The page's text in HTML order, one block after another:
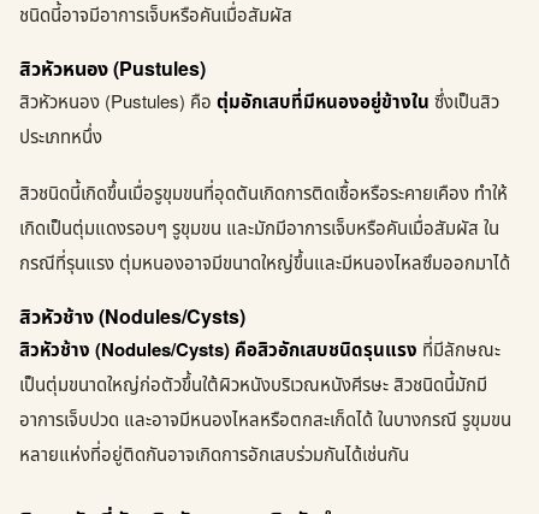
ชนิดนี้อาจมีอาการเจ็บหรือคันเมื่อสัมผัส
สิวหัวหนอง (Pustules)
สิวหัวหนอง (Pustules) คือ ตุ่มอักเสบที่มีหนองอยู่ข้างใน ซึ่งเป็นสิว
ประเภทหนึ่ง
สิวชนิดนี้เกิดขึ้นเมื่อรูขุมขนที่อุดตันเกิดการติดเชื้อหรือระคายเคือง ทำให้
เกิดเป็นตุ่มแดงรอบๆ รูขุมขน และมักมีอาการเจ็บหรือคันเมื่อสัมผัส ใน
กรณีที่รุนแรง ตุ่มหนองอาจมีขนาดใหญ่ขึ้นและมีหนองไหลซึมออกมาได้
สิวหัวช้าง (Nodules/Cysts)
สิวหัวช้าง (Nodules/Cysts) คือสิวอักเสบชนิดรุนแรง ที่มีลักษณะ
เป็นตุ่มขนาดใหญ่ก่อตัวขึ้นใต้ผิวหนังบริเวณหนังศีรษะ สิวชนิดนี้มักมี
อาการเจ็บปวด และอาจมีหนองไหลหรือตกสะเก็ดได้ ในบางกรณี รูขุมขน
หลายแห่งที่อยู่ติดกันอาจเกิดการอักเสบร่วมกันได้เช่นกัน